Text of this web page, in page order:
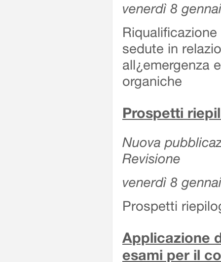
venerdì 8
sedute in
all¿emergenza
organiche
Prospetti
Nuova
Revisione
venerdì 8
Prospetti
Applicazione
esami per il